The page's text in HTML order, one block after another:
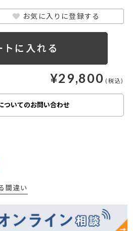
お気に入りに登録する
¥29,800
ついてのお問い合わせ
間違い